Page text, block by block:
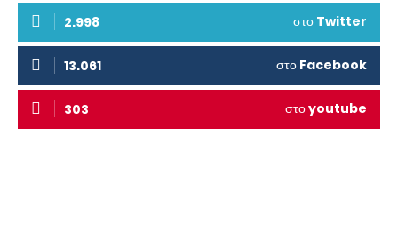
2.998 στο Twitter
13.061 στο Facebook
303 στοyoutube